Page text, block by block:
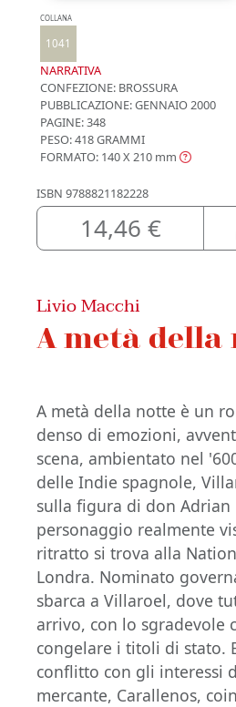
COLLANA
1041
NARRATIVA
CONFEZIONE: BROSSURA
PUBBLICAZIONE:GENNAIO 2000
PAGINE: 348
PESO: 418 GRAMMI
FORMATO: 140 X 210 mm
ISBN 9788821182228
14,46 €
Livio Macchi
A metà della
A metà della notte è un
denso di emozioni,
scena, ambientato nel
delle Indie spagnole,
sulla figura di don Adrian
personaggio realmente
ritratto si trova alla
Londra. Nominato
sbarca a Villaroel, dove
arrivo, con lo sgradevole
congelare i titoli di stato.
conflitto con gli interessi
mercante, Carallenos,